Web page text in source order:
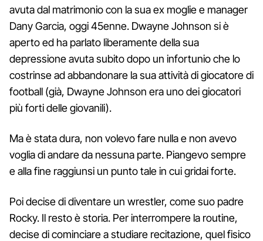
avuta dal matrimonio con la sua ex moglie e manager
Dany Garcia, oggi 45enne. Dwayne Johnson si è
aperto ed ha parlato liberamente della sua
depressione avuta subito dopo un infortunio che lo
costrinse ad abbandonare la sua attività di giocatore di
football (già, Dwayne Johnson era uno dei giocatori
più forti delle giovanili).
Ma è stata dura, non volevo fare nulla e non avevo
voglia di andare da nessuna parte. Piangevo sempre
e alla fine raggiunsi un punto tale in cui gridai forte.
Poi decise di diventare un wrestler, come suo padre
Rocky. Il resto è storia. Per interrompere la routine,
decise di cominciare a studiare recitazione, quel fisico